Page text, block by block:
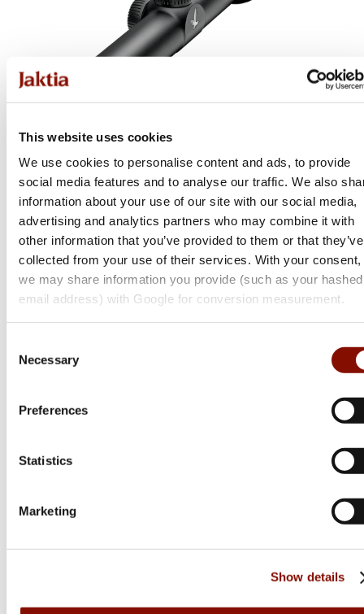
This website uses cookies
We use cookies to personalise content and ads, to provide
social media features and to analyse our traffic. We also
information about your use of our site with our social media,
advertising and analytics partners who may combine it with
other information that you’ve provided to them or that they’ve
collected from your use of their services. With your consent,
we may share information you provide (such as your hashed
email address) with Google for conversion measurement.
Selection
Necessary
Preferences
Statistics
Marketing
Show details
Swarovski OPTIK
Flera varianter
Från 20 300 kr
Online: I lager